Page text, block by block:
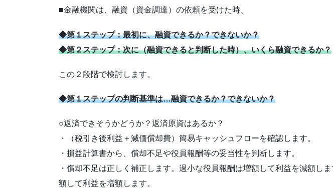
■金融機関は、融資（資金調達）の依頼を受けた時、
◆第１ステップ：最初に、融資できるか？できないか？
◆第２ステップ：次に（融資できると判断した時）、いくら融資できるか？
この２段階で検討します。
◆第１ステップの判断基準は…融資できるか？できないか？
○返済できそうかどうか？返済原資はあるか？
・（税引き後利益＋減価償却費）簡易キャッシュフローを確認します。
・損益計算書から、償却不足や役員報酬等の妥当性を判断します。
・償却不足は正しく補正します。過小な役員報酬は増額して利益を減額し
額して利益を増額します。